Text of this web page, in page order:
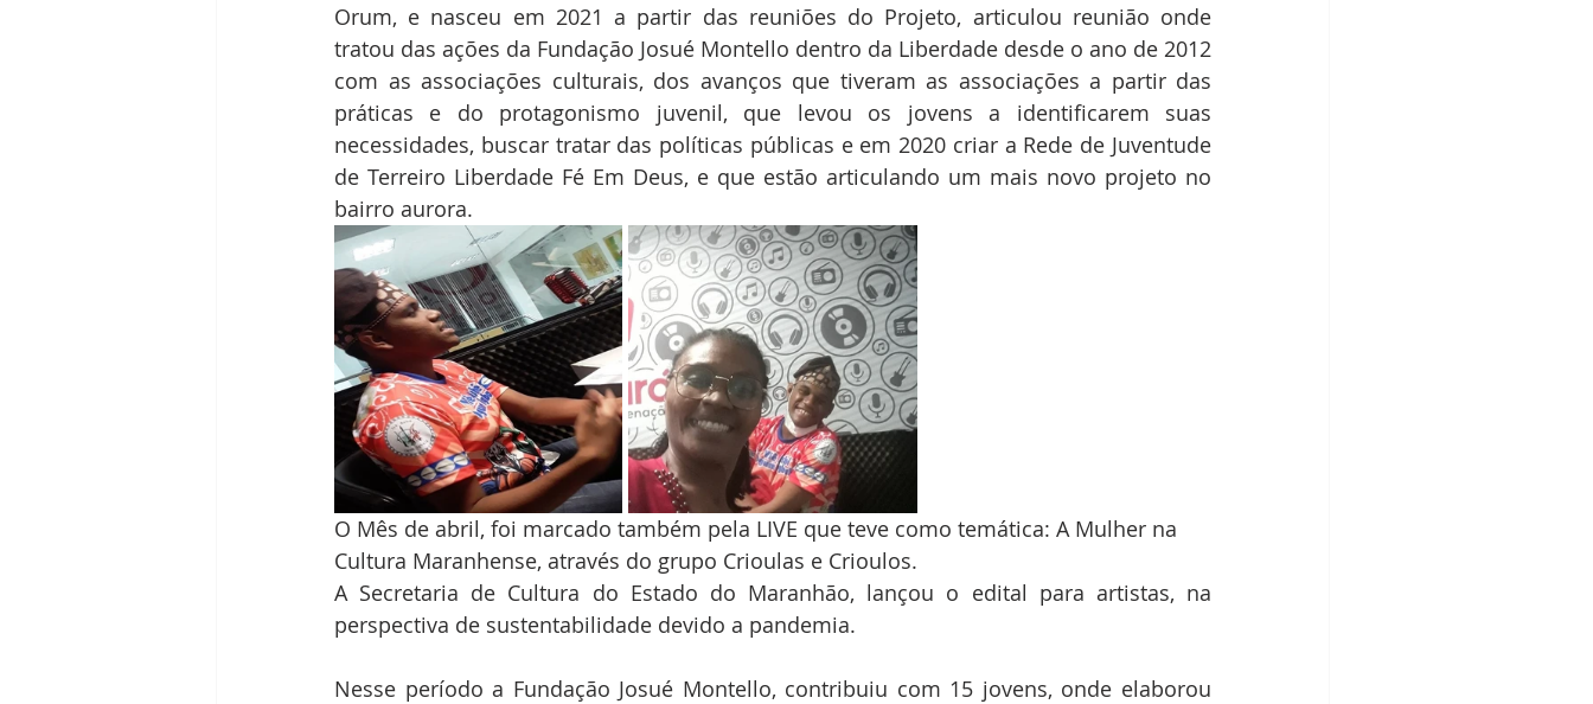
Orum, e nasceu em 2021 a partir das reuniões do Projeto, articulou reunião onde
tratou das ações da Fundação Josué Montello dentro da Liberdade desde o ano de 2012
com as associações culturais, dos avanços que tiveram as associações a partir das
práticas e do protagonismo juvenil, que levou os jovens a identificarem suas
necessidades, buscar tratar das políticas públicas e em 2020 criar a Rede de Juventude
de Terreiro Liberdade Fé Em Deus, e que estão articulando um mais novo projeto no
bairro aurora.
O Mês de abril, foi marcado também pela LIVE que teve como temática: A Mulher na
Cultura Maranhense, através do grupo Crioulas e Crioulos.
A Secretaria de Cultura do Estado do Maranhão, lançou o edital para artistas, na
perspectiva de sustentabilidade devido a pandemia.
Nesse período a Fundação Josué Montello, contribuiu com 15 jovens, onde elaborou